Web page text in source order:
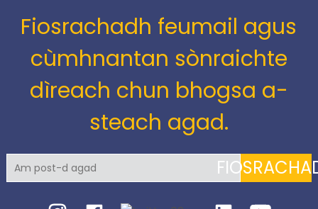
Fiosrachadh feumail agus
cùmhnantan sònraichte
dìreach chun bhogsa a-
steach agad.